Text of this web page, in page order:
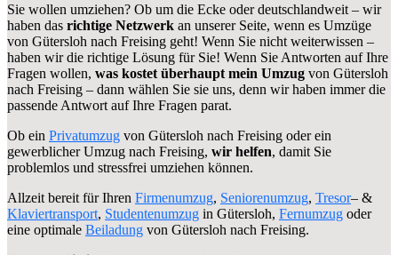
Sie wollen umziehen? Ob um die Ecke oder deutschlandweit – wir
haben das richtige Netzwerk an unserer Seite, wenn es Umzüge
von Gütersloh nach Freising geht! Wenn Sie nicht weiterwissen –
haben wir die richtige Lösung für Sie! Wenn Sie Antworten auf Ihre
Fragen wollen, was kostet überhaupt mein Umzug von Gütersloh
nach Freising – dann wählen Sie sie uns, denn wir haben immer die
passende Antwort auf Ihre Fragen parat.
Ob ein Privatumzug von Gütersloh nach Freising oder ein
gewerblicher Umzug nach Freising, wir helfen, damit Sie
problemlos und stressfrei umziehen können.
Allzeit bereit für Ihren Firmenumzug, Seniorenumzug, Tresor– &
Klaviertransport, Studentenumzug in Gütersloh, Fernumzug oder
eine optimale Beiladung von Gütersloh nach Freising.